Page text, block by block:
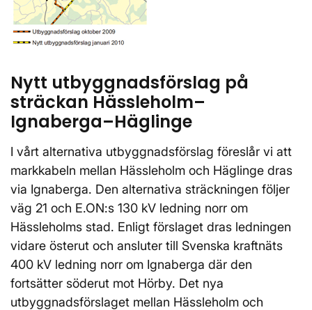
Nytt utbyggnadsförslag på
sträckan Hässleholm–
Ignaberga–Häglinge
I vårt alternativa utbyggnadsförslag föreslår vi att
markkabeln mellan Hässleholm och Häglinge dras
via Ignaberga. Den alternativa sträckningen följer
väg 21 och E.ON:s 130 kV ledning norr om
Hässleholms stad. Enligt förslaget dras ledningen
vidare österut och ansluter till Svenska kraftnäts
400 kV ledning norr om Ignaberga där den
fortsätter söderut mot Hörby. Det nya
utbyggnadsförslaget mellan Hässleholm och